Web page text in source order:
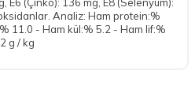
Analiz: Ham protein:%
11.0 - Ham kül:% 5.2 - Ham lif:%
g / kg